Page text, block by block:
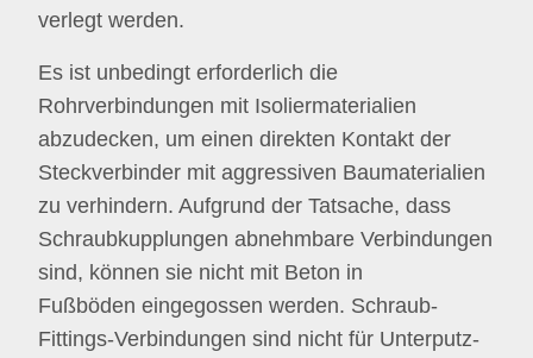
verlegt werden.
Es ist unbedingt erforderlich die
Rohrverbindungen mit Isoliermaterialien
abzudecken, um einen direkten Kontakt der
Steckverbinder mit aggressiven Baumaterialien
zu verhindern. Aufgrund der Tatsache, dass
Schraubkupplungen abnehmbare Verbindungen
sind, können sie nicht mit Beton in
Fußböden eingegossen werden. Schraub-
Fittings-Verbindungen sind nicht für Unterputz-